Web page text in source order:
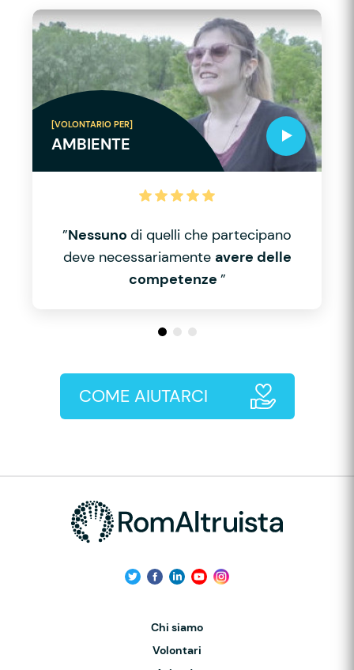
[VOLONTARIO PER]
AMBIENTE
”Nessuno di quelli che partecipano
deve necessariamente avere delle
competenze ”
COME AIUTARCI
Chi siamo
Volontari